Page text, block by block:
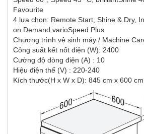
Favourite
4 lựa chọn: Remote Start, Shine & Dry,
on Demand varioSpeed Plus
Chương trình vệ sinh máy / Machine
Công suất kết nốt điện (W): 2400
Cường độ dòng điện (A) : 10
Hiệu điện thế (V) : 220-240
Kích thước(H x W x D): 845 cm x 600